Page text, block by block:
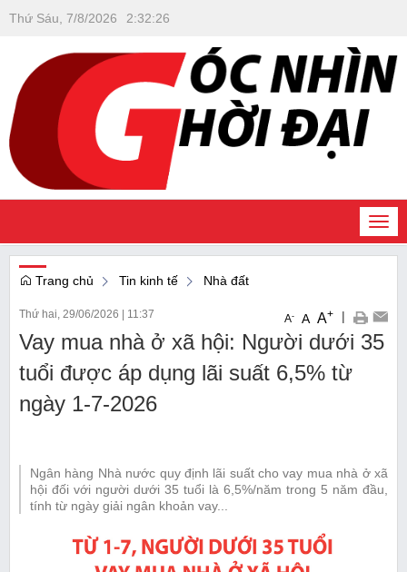
Thứ Sáu, 7/8/2026 2:32:27
Trang chủ Tin kinh tế Nhà đất
Thứ hai, 29/06/2026 11:37 A- A A+ |
Vay mua nhà ở xã hội: Người dưới 35
tuổi được áp dụng lãi suất 6,5% từ
ngày 1-7-2026
Ngân hàng Nhà nước quy định lãi suất cho vay mua nhà ở xã
hội đối với người dưới 35 tuổi là 6,5%/năm trong 5 năm đầu,
tính từ ngày giải ngân khoản vay...